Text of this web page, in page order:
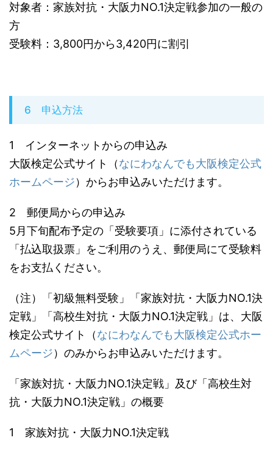
対象者：家族対抗・大阪力NO.1決定戦参加の一般の
方
受験料：3,800円から3,420円に割引
6 申込方法
1 インターネットからの申込み
大阪検定公式サイト（なにわなんでも大阪検定公式
ホームページ）からお申込みいただけます。
2 郵便局からの申込み
5月下旬配布予定の「受験要項」に添付されている
「払込取扱票」をご利用のうえ、郵便局にて受験料
をお支払ください。
（注）「初級無料受験」「家族対抗・大阪力NO.1決
定戦」「高校生対抗・大阪力NO.1決定戦」は、大阪
検定公式サイト（なにわなんでも大阪検定公式ホー
ムページ）のみからお申込みいただけます。
「家族対抗・大阪力NO.1決定戦」及び「高校生対
抗・大阪力NO.1決定戦」の概要
1 家族対抗・大阪力NO.1決定戦